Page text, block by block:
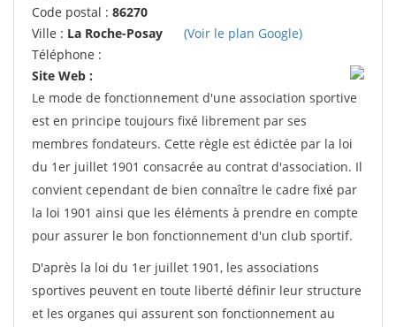
Code postal : 86270
Ville : La Roche-Posay
(Voir le plan Google)
Téléphone :
Site Web :
Le mode de fonctionnement d'une association sportive
est en principe toujours fixé librement par ses
membres fondateurs. Cette règle est édictée par la loi
du 1er juillet 1901 consacrée au contrat d'association. Il
convient cependant de bien connaître le cadre fixé par
la loi 1901 ainsi que les éléments à prendre en compte
pour assurer le bon fonctionnement d'un club sportif.
D'après la loi du 1er juillet 1901, les associations
sportives peuvent en toute liberté définir leur structure
et les organes qui assurent son fonctionnement au